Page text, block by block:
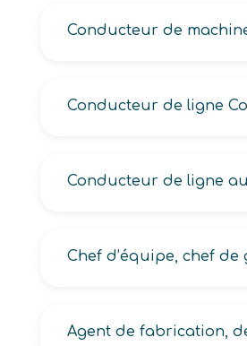
Conducteur de